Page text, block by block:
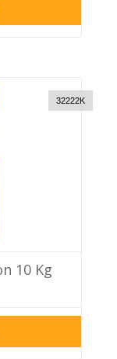
32222K
10 Kg